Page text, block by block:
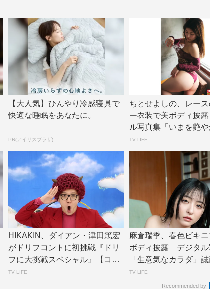
【大人気】ひんやり冷感寝具で
快適な睡眠をあなたに。
PR(アイリスプラザ)
ちとせよしの、レー
ー衣装で美ボディ披
ル写真集「いまを艶
面カット公開 |...
TV LIFE
HIKAKIN、ダイアン・津田篤宏
がドリフコントに初挑戦『ドリ
フに大挑戦スペシャル』【コメ
ントあり】...
TV LIFE
麻倉瑞季、春色ビキ
ボディ披露 デジタル
「生意気なカラダ」
公開 | TV L...
TV LIFE
Recommended by